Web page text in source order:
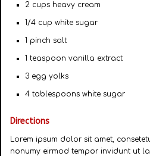
2 cups heavy cream
1/4 cup white sugar
1 pinch salt
1 teaspoon vanilla extract
3 egg yolks
4 tablespoons white sugar
Directions
Lorem ipsum dolor sit amet,
nonumy eirmod tempor invidunt ut